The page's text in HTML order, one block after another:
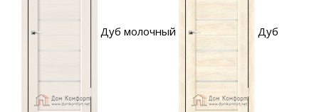
Дуб молочный Дуб